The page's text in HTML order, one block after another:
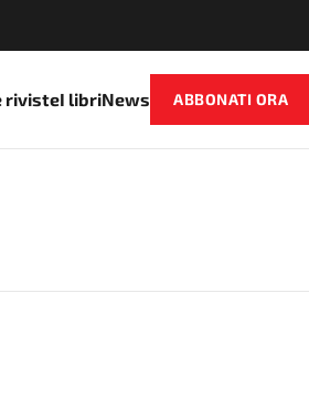
rivisteI libriNews ABBONATI ORA